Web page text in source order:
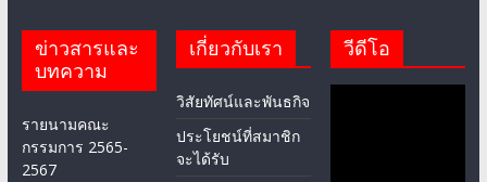
ข่าวสารและ
บทความ
รายนามคณะ
กรรมการ 2565-
2567
เกี่ยวกับเรา
วิสัยทัศน์และพันธกิจ
ประโยชน์ที่สมาชิก
จะได้รับ
วีดีโอ